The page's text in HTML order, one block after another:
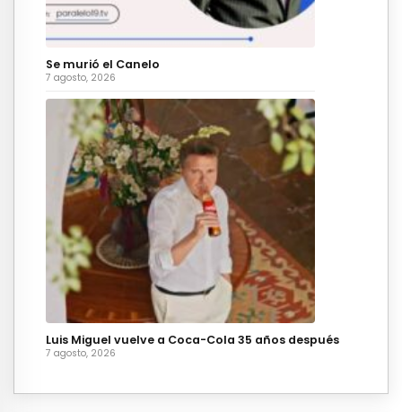
Se murió el Canelo
7 agosto, 2026
Luis Miguel vuelve a Coca-Cola 35 años después
7 agosto, 2026